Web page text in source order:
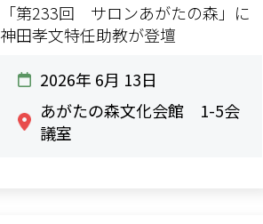
「第233回 サロンあがたの森」に
神田孝文特任助教が登壇
2026年 6月 13日
あがたの森文化会館 1-5会
議室